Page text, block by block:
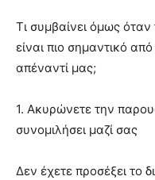
Τι συμβαίνει όμως
είναι πιο σημαντικό
απέναντί μας;
1. Ακυρώνετε την
συνομιλήσει μαζί σας
Δεν έχετε προσέξει το